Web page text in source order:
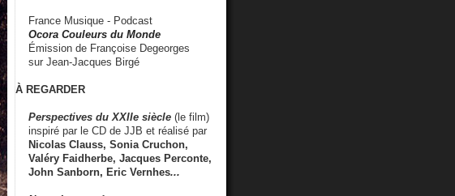
France Musique - Podcast
Ocora Couleurs du Monde
Émission de Françoise Degeorges
sur Jean-Jacques Birgé
À REGARDER
Perspectives du XXIIe siècle (le film)
inspiré par le CD de JJB et réalisé par
Nicolas Clauss, Sonia Cruchon,
Valéry Faidherbe, Jacques Perconte,
John Sanborn, Eric Vernhes...